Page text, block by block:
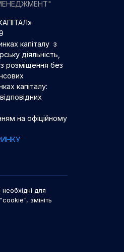
капіталу з
діяльність,
з розміщення без
капіталу:
на офіційному
для
змініть